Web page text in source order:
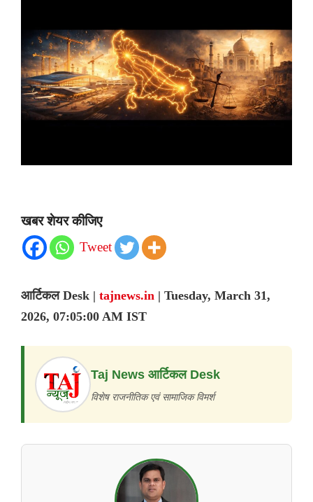
खबर शेयर कीजिए
Tweet
आर्टिकल Desk | tajnews.in | Tuesday, March 31,
2026, 07:05:00 AM IST
Taj News आर्टिकल Desk
विशेष राजनीतिक एवं सामाजिक विमर्श